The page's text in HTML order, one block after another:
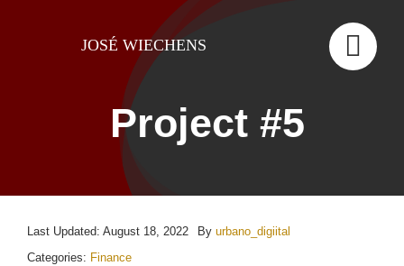
JOSÉ WIECHENS
Project #5
Last Updated: August 18, 2022 By urbano_digiital
Categories: Finance